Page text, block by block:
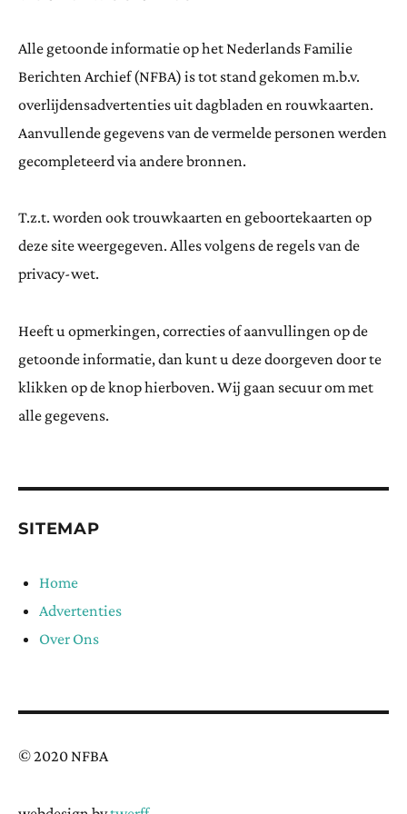
Alle getoonde informatie op het Nederlands Familie
Berichten Archief (NFBA) is tot stand gekomen m.b.v.
overlijdensadvertenties uit dagbladen en rouwkaarten.
Aanvullende gegevens van de vermelde personen werden
gecompleteerd via andere bronnen.
T.z.t. worden ook trouwkaarten en geboortekaarten op
deze site weergegeven. Alles volgens de regels van de
privacy-wet.
Heeft u opmerkingen, correcties of aanvullingen op de
getoonde informatie, dan kunt u deze doorgeven door te
klikken op de knop hierboven. Wij gaan secuur om met
alle gegevens.
SITEMAP
Home
Advertenties
Over Ons
© 2020 NFBA